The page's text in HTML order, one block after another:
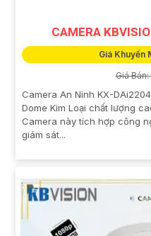
CAMERA
Giá Khuyến
Giá
Camera An Ninh KX-
Dome Kim Loại chất lượng
Camera này tích hợp công
giám sát...